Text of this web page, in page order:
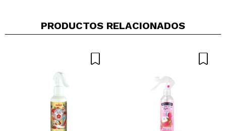
PRODUCTOS RELACIONADOS